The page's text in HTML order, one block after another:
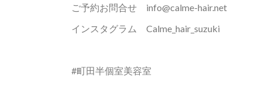
ご予約お問合せ info@calme-hair.net
インスタグラム Calme_hair_suzuki
#町田半個室美容室